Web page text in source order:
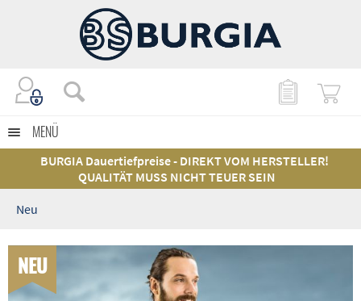
MENÜ
BURGIA Dauertiefpreise - DIREKT VOM HERSTELLER!
QUALITÄT MUSS NICHT TEUER SEIN
Neu
NEU